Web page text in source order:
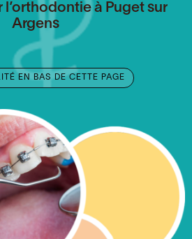
l’orthodontie à Puget sur
Argens
EN BAS DE CETTE PAGE